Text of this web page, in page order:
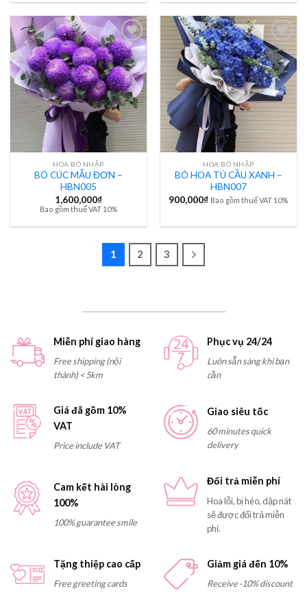
HOA BÓ NHẬP
BÓ CÚC MẪU ĐƠN –
HBN005
1,600,000₫
Bao gồm thuế VAT 10%
HOA BÓ NHẬP
BÓ HOA TÚ CẦU XANH –
HBN007
900,000₫ Bao gồm thuế VAT 10%
1 2 3
Miễn phí giao hàng
Free shipping (nội
thành) < 5km
Phục vụ 24/24
Luôn sẵn sàng khi bạn
cần
Giá đã gồm 10%
VAT
Price include VAT
Giao siêu tốc
60 minutes quick
delivery
Cam kết hài lòng
100%
100% guarantee smile
Đổi trả miễn phí
Hoa lỗi, bị héo, dập nát
sẽ được đổi trả miễn
phí.
Tặng thiệp cao cấp
Free greeting cards
Giảm giá đến 10%
Receive -10% discount